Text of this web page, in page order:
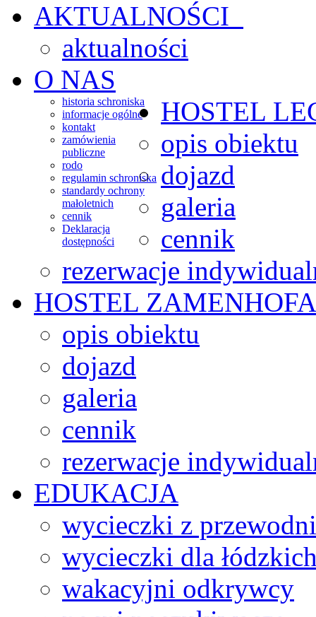
AKTUALNOŚCI
aktualności
O NAS
historia schroniska
informacje ogólne
kontakt
zamówienia
publiczne
rodo
regulamin schroniska
standardy ochrony
małoletnich
cennik
Deklaracja
dostępności
HOSTEL
opis obiektu
dojazd
galeria
cennik
rezerwacje
HOSTEL
opis obiektu
dojazd
galeria
cennik
rezerwacje
EDUKACJA
wycieczki z
wycieczki dla
wakacyjni odkrywcy